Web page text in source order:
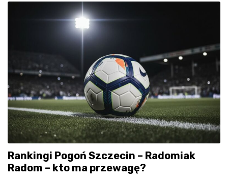
Rankingi Pogoń Szczecin – Radomiak
Radom – kto ma przewagę?